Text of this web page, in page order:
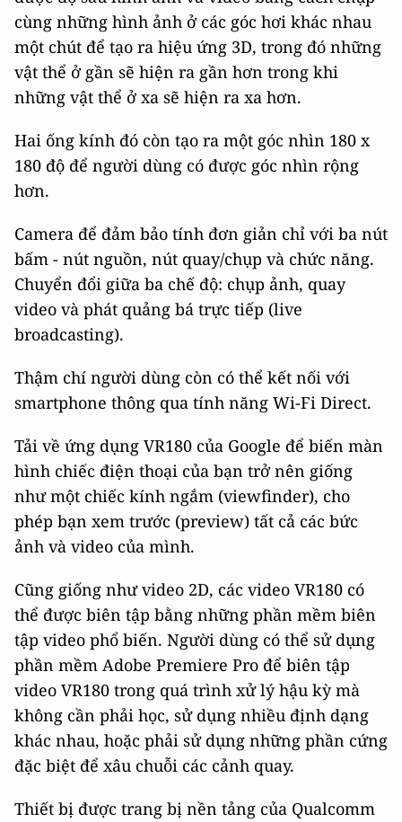
cùng những hình ảnh ở các góc hơi khác nhau
một chút để tạo ra hiệu ứng 3D, trong đó những
vật thể ở gần sẽ hiện ra gần hơn trong khi
những vật thể ở xa sẽ hiện ra xa hơn.
Hai ống kính đó còn tạo ra một góc nhìn 180 x
180 độ để người dùng có được góc nhìn rộng
hơn.
Camera để đảm bảo tính đơn giản chỉ với ba nút
bấm - nút nguồn, nút quay/chụp và chức năng.
Chuyển đổi giữa ba chế độ: chụp ảnh, quay
video và phát quảng bá trực tiếp (live
broadcasting).
Thậm chí người dùng còn có thể kết nối với
smartphone thông qua tính năng Wi-Fi Direct.
Tải về ứng dụng VR180 của Google để biến màn
hình chiếc điện thoại của bạn trở nên giống
như một chiếc kính ngắm (viewfinder), cho
phép bạn xem trước (preview) tất cả các bức
ảnh và video của mình.
Cũng giống như video 2D, các video VR180 có
thể được biên tập bằng những phần mềm biên
tập video phổ biến. Người dùng có thể sử dụng
phần mềm Adobe Premiere Pro để biên tập
video VR180 trong quá trình xử lý hậu kỳ mà
không cần phải học, sử dụng nhiều định dạng
khác nhau, hoặc phải sử dụng những phần cứng
đặc biệt để xâu chuỗi các cảnh quay.
Thiết bị được trang bị nền tảng của Qualcomm